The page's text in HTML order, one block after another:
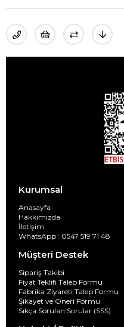
Kurumsal
Anasayfa
Hakkımızda
İletişim
WhatsApp : 0547 519 71 48
Müşteri Destek
Sipariş Takibi
Fiyat Teklifi Talep Formu
Fabrika Ziyareti Talep Formu
Şikayet ve Öneri Formu
Sıkça Sorulan Sorular (SSS)